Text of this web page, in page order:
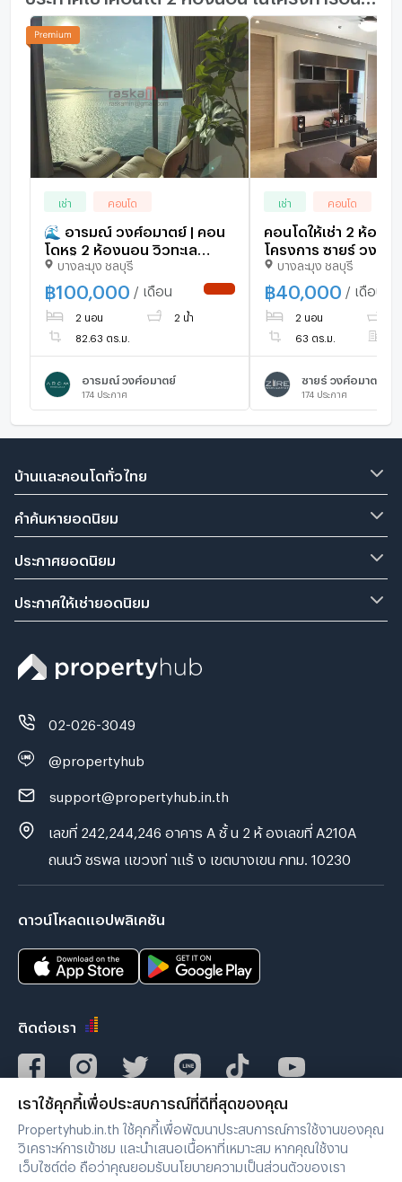
เช่า คอนโด
🌊 อารมณ์ วงศ์อมาตย์ | คอน
โดหรู 2 ห้องนอน วิวทะเล
พร้อมลิฟต์ส่วนตัว
บางละมุง ชลบุรี
฿100,000 / เดือน
2 นอน 2 น้ำ
82.63 ตร.ม.
อารมณ์ วงศ์อมาตย์
174 ประกาศ
เช่า คอนโด
คอนโดให้เช่า 2 ห้องน
โครงการ ซายร์ วงศ์อ
6660106
บางละมุง ชลบุรี
฿ 40,000 / เดือน
2 นอน
63 ตร.ม.
ซายร์ วงศ์อมาตย์
174 ประกาศ
บ้านและคอนโดทั่วไทย
คำค้นหายอดนิยม
ประกาศยอดนิยม
ประกาศให้เช่ายอดนิยม
02-026-3049
@propertyhub
support@propertyhub.in.th
เลขที่ 242,244,246 อาคาร A ชั้ น 2 ห้ องเลขที่ A210A
ถนนวั ชรพล แขวงท่ าแร้ ง เขตบางเขน กทม. 10230
ดาวน์โหลดแอปพลิเคชัน
ติดต่อเรา
เราใช้คุกกี้เพื่อประสบการณ์ที่ดีที่สุดของคุณ
Propertyhub.in.th ใช้คุกกี้เพื่อพัฒนาประสบการณ์การใช้งานของคุณ
วิเคราะห์การเข้าชม และนำเสนอเนื้อหาที่เหมาะสม หากคุณใช้งาน
เว็บไซต์ต่อ ถือว่าคุณยอมรับนโยบายความเป็นส่วนตัวของเรา